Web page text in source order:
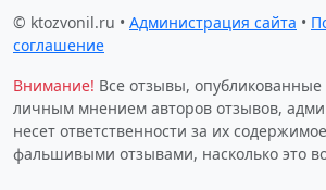
© ktozvonil.ru • Администрация сайта •
соглашение
Внимание! Все отзывы, опубликованные
личным мнением авторов отзывов,
несет ответственности за их
фальшивыми отзывами, насколько это